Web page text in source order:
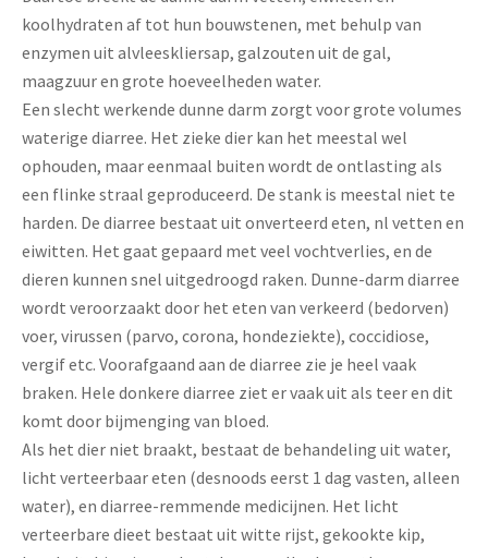
koolhydraten af tot hun bouwstenen, met behulp van
enzymen uit alvleeskliersap, galzouten uit de gal,
maagzuur en grote hoeveelheden water.
Een slecht werkende dunne darm zorgt voor grote volumes
waterige diarree. Het zieke dier kan het meestal wel
ophouden, maar eenmaal buiten wordt de ontlasting als
een flinke straal geproduceerd. De stank is meestal niet te
harden. De diarree bestaat uit onverteerd eten, nl vetten en
eiwitten. Het gaat gepaard met veel vochtverlies, en de
dieren kunnen snel uitgedroogd raken. Dunne-darm diarree
wordt veroorzaakt door het eten van verkeerd (bedorven)
voer, virussen (parvo, corona, hondeziekte), coccidiose,
vergif etc. Voorafgaand aan de diarree zie je heel vaak
braken. Hele donkere diarree ziet er vaak uit als teer en dit
komt door bijmenging van bloed.
Als het dier niet braakt, bestaat de behandeling uit water,
licht verteerbaar eten (desnoods eerst 1 dag vasten, alleen
water), en diarree-remmende medicijnen. Het licht
verteerbare dieet bestaat uit witte rijst, gekookte kip,